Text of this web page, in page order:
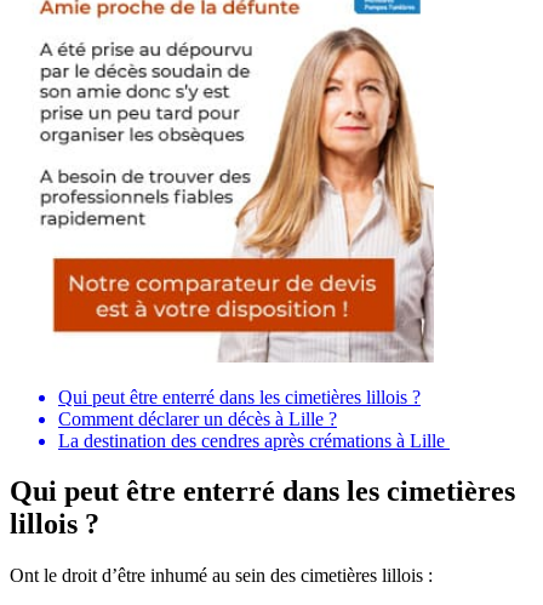
Qui peut être enterré dans les cimetières lillois ?
Comment déclarer un décès à Lille ?
La destination des cendres après crémations à Lille
Qui peut être enterré dans les cimetières
lillois ?
Ont le droit d’être inhumé au sein des cimetières lillois :